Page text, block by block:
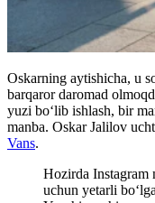
Oskarning aytishicha, u
barqaror daromad
yuzi bo‘lib ishlash, bir
manba. Oskar Jalilov
Vans.
Hozirda Instagram
uchun yetarli